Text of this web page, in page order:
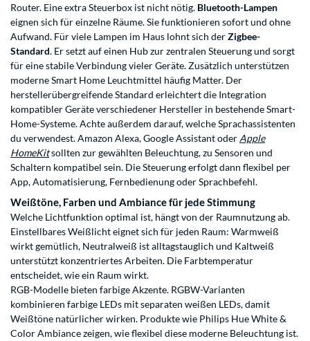
Router. Eine extra Steuerbox ist nicht nötig. Bluetooth-Lampen
eignen sich für einzelne Räume. Sie funktionieren sofort und ohne
Aufwand. Für viele Lampen im Haus lohnt sich derZigbee-
Standard. Er setzt auf einen Hub zur zentralen Steuerung und sorgt
für eine stabile Verbindung vieler Geräte. Zusätzlich unterstützen
moderne Smart Home Leuchtmittel häufig Matter. Der
herstellerübergreifende Standard erleichtert die Integration
kompatibler Geräte verschiedener Hersteller in bestehende Smart-
Home-Systeme. Achte außerdem darauf, welche Sprachassistenten
du verwendest. Amazon Alexa, Google Assistant oder Apple
HomeKitsollten zur gewählten Beleuchtung, zu Sensoren und
Schaltern kompatibel sein. Die Steuerung erfolgt dann flexibel per
App, Automatisierung, Fernbedienung oder Sprachbefehl.
Weißtöne, Farben und Ambiance für jede Stimmung
Welche Lichtfunktion optimal ist, hängt von der Raumnutzung ab.
Einstellbares Weißlicht eignet sich für jeden Raum: Warmweiß
wirkt gemütlich, Neutralweiß ist alltagstauglich und Kaltweiß
unterstützt konzentriertes Arbeiten. Die Farbtemperatur
entscheidet, wie ein Raum wirkt.
RGB-Modelle bieten farbige Akzente. RGBW-Varianten
kombinieren farbige LEDs mit separaten weißen LEDs, damit
Weißtöne natürlicher wirken. Produkte wie Philips Hue White &
Color Ambiance zeigen, wie flexibel diese moderne Beleuchtung ist.